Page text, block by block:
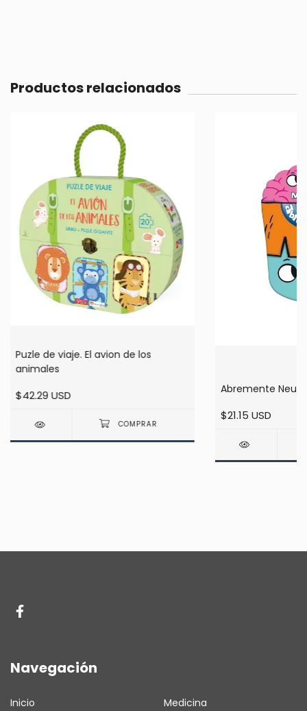
Productos relacionados
Puzle de viaje. El avion de los
animales
$42.29 USD Abremente
$21.15 USD
Navegación
Inicio Medicina